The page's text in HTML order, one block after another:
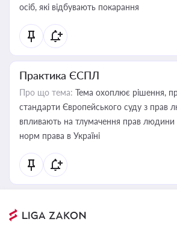
осіб, які відбувають покарання
Практика ЄСПЛ
Про що тема: Тема охоплює рішення,
стандарти Європейського суду з прав
впливають на тлумачення прав людини
норм права в Україні